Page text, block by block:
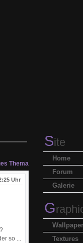
Thema
Uhr
so ...
Site
Home
Forum
Galerie
G
Wallpaper
Textures